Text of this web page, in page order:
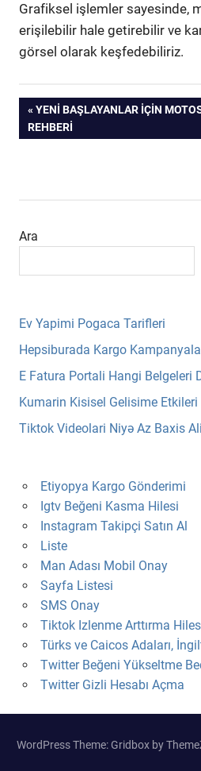
Grafiksel işlemler sayesinde,
erişilebilir hale getirebilir ve
görsel olarak keşfedebiliriz.
Yazı
PREVIOUS
POST:
YENI BAŞLAYANLAR İÇIN
REHBERI
Ara
Ev Yapimi Pogaca Tarifleri
Hepsiburada Kargo
E Fatura Portali Hangi Belgeleri
Kumarin Kisisel Gelisime Etkileri
Tiktok Videolari Niyə Az Baxis
Etiyopya Kargo Gönderimi
Igtv Beğeni Kasma Hilesi
Instagram Takipçi Satın Al
Liste
Man Adası Mobil Onay
Sayfa Listesi
SMS Onay
Tiktok Izlenme Arttırma
Türks ve Caicos Adaları,
Twitter Beğeni Yükseltme
Twitter Gizli Hesabı Açma
WordPress Theme: Gridbox by